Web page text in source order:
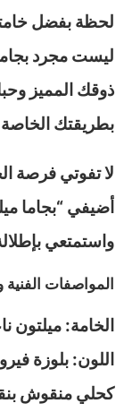
لحظة بفضل
ليست مجرد
ذوقك المميز
بطريقتك
لا تفوتي فرصة
أضيفي “بجاما
واستمتعي
المواصفات الفنية
الخامة: ميلتون
اللون: بلوزة
كحلي منقوش